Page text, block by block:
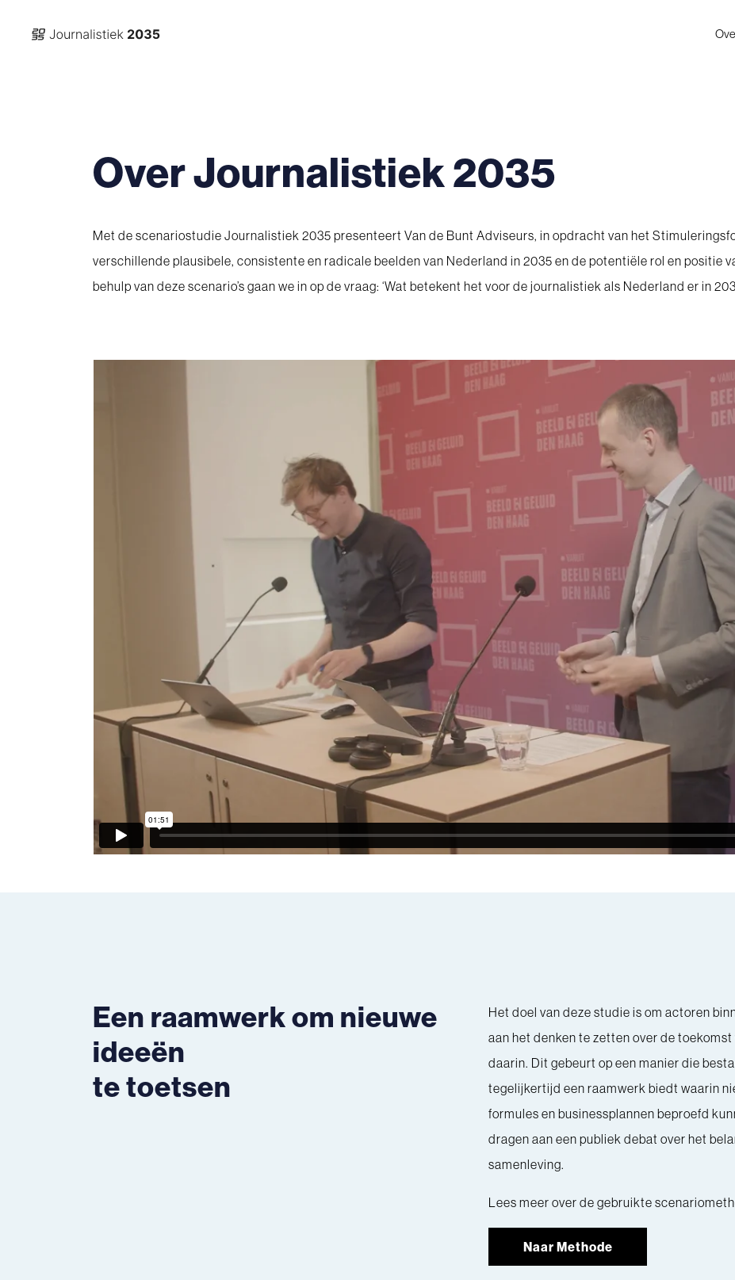
Over Journalistiek 2035
Met de scenariostudie Journalistiek 2035 presenteert Van de Bunt Adviseurs, in opdracht van het
verschillende plausibele, consistente en radicale beelden van Nederland in 2035 en de potentiële rol en positie
behulp van deze scenario’s gaan we in op de vraag: ‘Wat betekent het voor de journalistiek als Nederland er in
Een raamwerk om nieuwe
ideeën
te toetsen
Het doel van deze studie is om actoren
aan het denken te zetten over de
daarin. Dit gebeurt op een manier die
tegelijkertijd een raamwerk biedt waarin
formules en businessplannen beproefd
dragen aan een publiek debat over het
samenleving.
Lees meer over de gebruikte
Naar Methode